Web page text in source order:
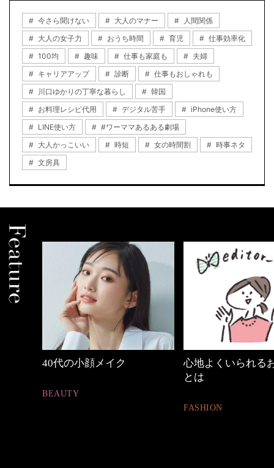
今さら聞けない 大人のマナー
人間関係
大人の女子力
おうち時間 育児
仕事効率化
100均
趣味 仕事も家庭も
夫婦
キャリアアップ
診断
仕事もおしゃれも
川口ゆかりの丁寧な暮らし
韓国
お料理レシピ代用
デジタル苦手
iPhone使い方
LINE使い方
#ワーママあるある劇場
大人かっこいい
時短 女の時間割
時事ネタ
文房具
心地よくいられるおしゃれ
働く女性のバッグ